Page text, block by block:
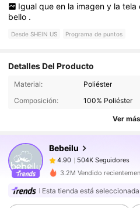
Igual que en la imagen y la tela
bello .
Desde SHEIN US Programa de puntos
Detalles Del Producto
Material:
Poliéster
Composición:
100% Poliéster
Ver más
Bebeilu
504K Seguidores
4.90
504K Seguidores
1***7 pagóHace 2 horas
4.90 504K Seguidores
3.2M Vendido
Esta tienda está